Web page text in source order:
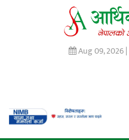
Aug 09, 2026 |